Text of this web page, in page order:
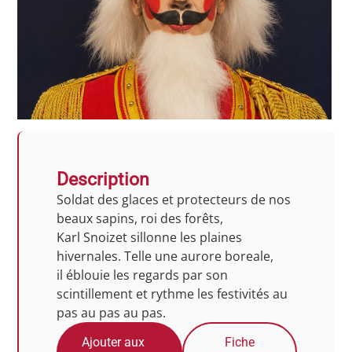
Description
Soldat des glaces et protecteurs de nos
beaux sapins, roi des forêts,
Karl Snoizet sillonne les plaines
hivernales. Telle une aurore boreale,
il éblouie les regards par son
scintillement et rythme les festivités au
pas au pas au pas.
Ajouter aux
Fiche